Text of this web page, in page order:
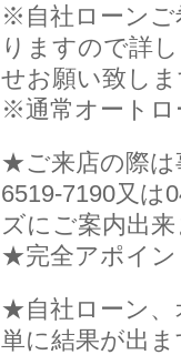
※自社ローンご
りますので詳
せお願い致し
※通常オートロ
★ご来店の際は
6519-7190又は
ズにご案内出
★完全アポイ
★自社ローン、
単に結果が出